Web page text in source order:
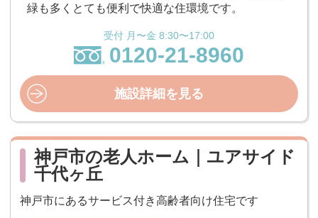
緑も多くとても便利で快適な住環境です。
受付 月〜金 8:30〜17:00
0120-21-8960
施設詳細を見る
神戸市の老人ホーム｜ユアサイド
千代ヶ丘
神戸市にあるサービス付き高齢者向け住宅です